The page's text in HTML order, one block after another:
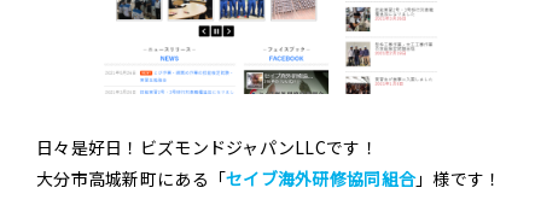
日々是好日！ビズモンドジャパンLLCです！
大分市高城新町にある「セイブ海外研修協同組合」様です！